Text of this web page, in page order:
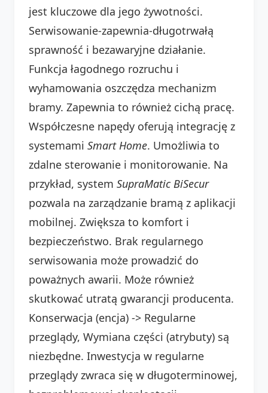
jest kluczowe dla jego żywotności.
Serwisowanie-zapewnia-długotrwałą
sprawność i bezawaryjne działanie.
Funkcja łagodnego rozruchu i
wyhamowania oszczędza mechanizm
bramy. Zapewnia to również cichą pracę.
Współczesne napędy oferują integrację z
systemami Smart Home. Umożliwia to
zdalne sterowanie i monitorowanie. Na
przykład, system SupraMatic BiSecur
pozwala na zarządzanie bramą z aplikacji
mobilnej. Zwiększa to komfort i
bezpieczeństwo. Brak regularnego
serwisowania może prowadzić do
poważnych awarii. Może również
skutkować utratą gwarancji producenta.
Konserwacja (encja) -> Regularne
przeglądy, Wymiana części (atrybuty) są
niezbędne. Inwestycja w regularne
przeglądy zwraca się w długoterminowej,